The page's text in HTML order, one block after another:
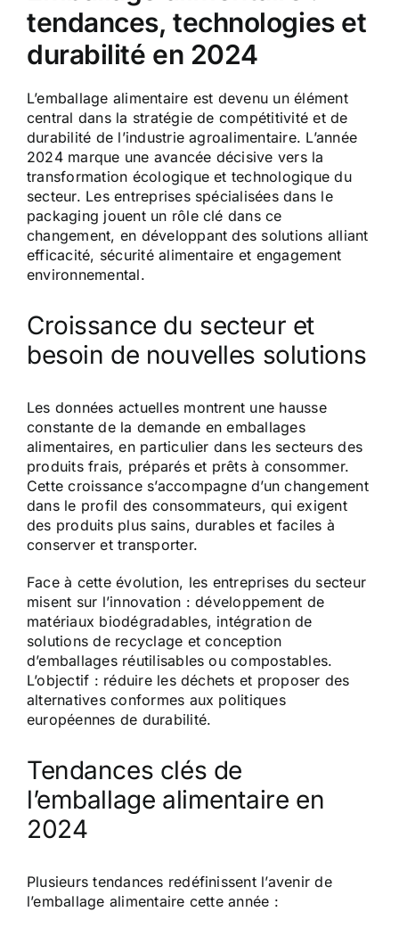
tendances, technologies et
durabilité en 2024
L’emballage alimentaire est devenu un élément
central dans la stratégie de compétitivité et de
durabilité de l’industrie agroalimentaire. L’année
2024 marque une avancée décisive vers la
transformation écologique et technologique du
secteur. Les entreprises spécialisées dans le
packaging jouent un rôle clé dans ce
changement, en développant des solutions alliant
efficacité, sécurité alimentaire et engagement
environnemental.
Croissance du secteur et
besoin de nouvelles solutions
Les données actuelles montrent une hausse
constante de la demande en emballages
alimentaires, en particulier dans les secteurs des
produits frais, préparés et prêts à consommer.
Cette croissance s’accompagne d’un changement
dans le profil des consommateurs, qui exigent
des produits plus sains, durables et faciles à
conserver et transporter.
Face à cette évolution, les entreprises du secteur
misent sur l’innovation : développement de
matériaux biodégradables, intégration de
solutions de recyclage et conception
d’emballages réutilisables ou compostables.
L’objectif : réduire les déchets et proposer des
alternatives conformes aux politiques
européennes de durabilité.
Tendances clés de
l’emballage alimentaire en
2024
Plusieurs tendances redéfinissent l’avenir de
l’emballage alimentaire cette année :